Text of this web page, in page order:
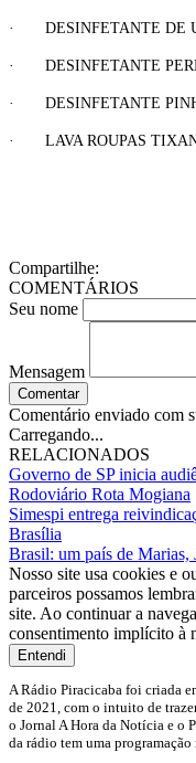
· DESINFETANTE DE
· DESINFETANTE
· DESINFETANTE
· LAVA ROUPAS TIXAN
Compartilhe:
COMENTÁRIOS
Seu nome
Mensagem
Comentar
Comentário enviado com
Carregando...
RELACIONADOS
Governo de SP inicia
Rodoviário Rota Mogiana
Simespi entrega
Brasília
Brasil: um país de Marias,
Nosso site usa cookies e
parceiros possamos
site. Ao continuar a
consentimento implícito à
Entendi
A Rádio Piracicaba foi criada
de 2021, com o intuito de
o Jornal A Hora da Notícia e o
da rádio tem uma